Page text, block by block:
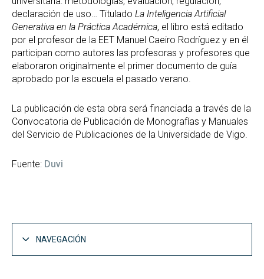
declaración de uso… Titulado La Inteligencia Artificial
Generativa en la Práctica Académica, el libro está editado
por el profesor de la EET Manuel Caeiro Rodríguez y en él
participan como autores las profesoras y profesores que
elaboraron originalmente el primer documento de guía
aprobado por la escuela el pasado verano.
La publicación de esta obra será financiada a través de la
Convocatoria de Publicación de Monografías y Manuales
del Servicio de Publicaciones de la Universidade de Vigo.
Fuente: Duvi
NAVEGACIÓN